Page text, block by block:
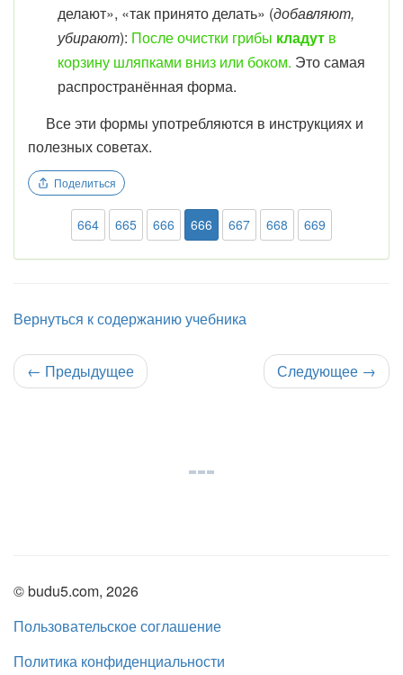
делают», «так принято делать» (добавляют,
убирают): После очистки грибы кладутв
корзину шляпками вниз или боком. Это самая
распространённая форма.
Все эти формы употребляются в инструкциях и
полезных советах.
Поделиться
664 665 666 666 667 668 669
Вернуться к содержанию учебника
← Предыдущее Следующее →
© budu5.com, 2026
Пользовательское соглашение
Политика конфиденциальности